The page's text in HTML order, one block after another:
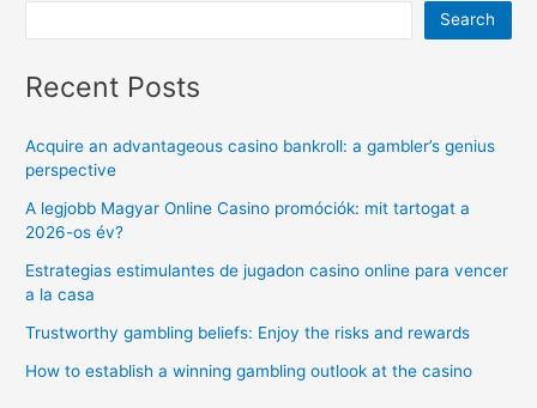
Search
Recent Posts
Acquire an advantageous casino bankroll: a gambler’s genius
perspective
A legjobb Magyar Online Casino promóciók: mit tartogat a
2026-os év?
Estrategias estimulantes de jugadon casino online para vencer
a la casa
Trustworthy gambling beliefs: Enjoy the risks and rewards
How to establish a winning gambling outlook at the casino